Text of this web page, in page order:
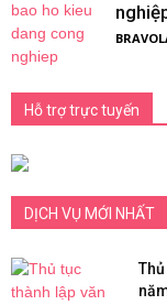
Hỗ trợ trực tuyến
DỊCH VỤ MỚI NHẤT